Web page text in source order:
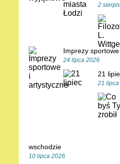
2
Imprezy
24 lipca 2026
21
21
wschodzie
10 lipca 2026